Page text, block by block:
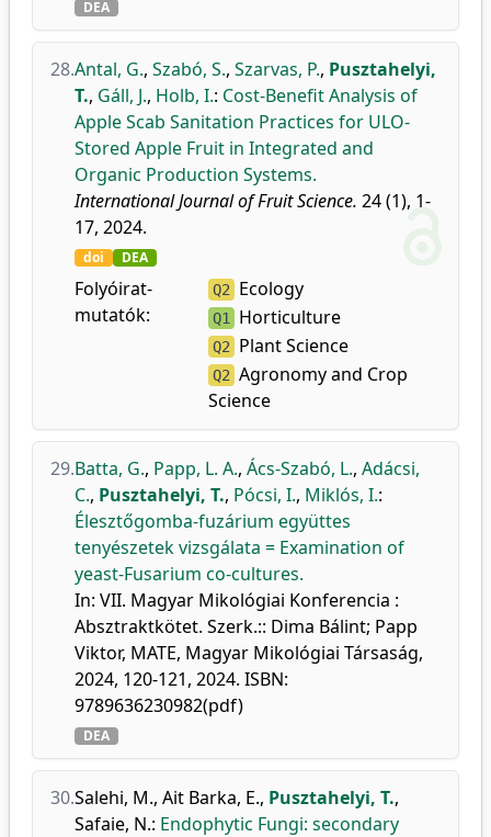
DEA
28.Antal, G., Szabó, S., Szarvas, P., Pusztahelyi,
T., Gáll, J., Holb, I.: Cost-Benefit Analysis of
Apple Scab Sanitation Practices for ULO-
Stored Apple Fruit in Integrated and
Organic Production Systems.
International Journal of Fruit Science. 24 (1), 1-
17, 2024.
doi DEA
Folyóirat-
mutatók:
Q2 Ecology
Q1 Horticulture
Q2 Plant Science
Q2 Agronomy and Crop
Science
29.Batta, G., Papp, L. A., Ács-Szabó, L., Adácsi,
C., Pusztahelyi, T., Pócsi, I., Miklós, I.:
Élesztőgomba-fuzárium együttes
tenyészetek vizsgálata = Examination of
yeast-Fusarium co-cultures.
In: VII. Magyar Mikológiai Konferencia :
Absztraktkötet. Szerk.:: Dima Bálint; Papp
Viktor, MATE, Magyar Mikológiai Társaság,
2024, 120-121, 2024. ISBN:
9789636230982(pdf)
DEA
30.Salehi, M., Ait Barka, E., Pusztahelyi, T.,
Safaie, N.: Endophytic Fungi: secondary